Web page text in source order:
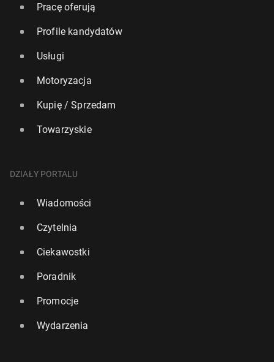
Pracę oferują
Profile kandydatów
Usługi
Motoryzacja
Kupię / Sprzedam
Towarzyskie
DZIAŁY PORTALU
Wiadomości
Czytelnia
Ciekawostki
Poradnik
Promocje
Wydarzenia